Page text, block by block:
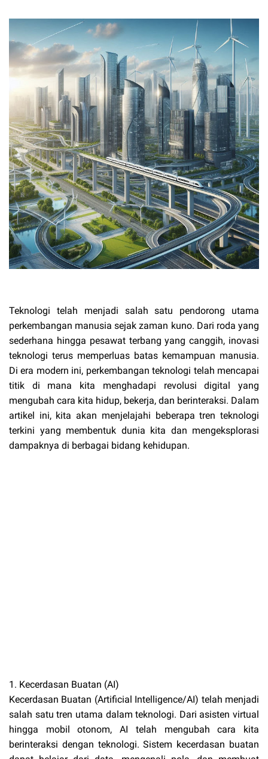
Teknologi telah menjadi salah satu pendorong utama
perkembangan manusia sejak zaman kuno. Dari roda yang
sederhana hingga pesawat terbang yang canggih, inovasi
teknologi terus memperluas batas kemampuan manusia.
Di era modern ini, perkembangan teknologi telah mencapai
titik di mana kita menghadapi revolusi digital yang
mengubah cara kita hidup, bekerja, dan berinteraksi. Dalam
artikel ini, kita akan menjelajahi beberapa tren teknologi
terkini yang membentuk dunia kita dan mengeksplorasi
dampaknya di berbagai bidang kehidupan.
1. Kecerdasan Buatan (AI)
Kecerdasan Buatan (Artificial Intelligence/AI) telah menjadi
salah satu tren utama dalam teknologi. Dari asisten virtual
hingga mobil otonom, AI telah mengubah cara kita
berinteraksi dengan teknologi. Sistem kecerdasan buatan